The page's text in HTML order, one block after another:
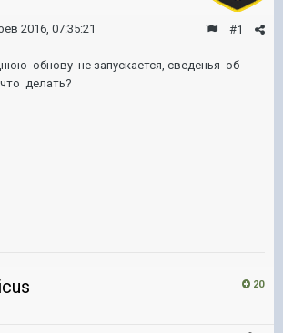
#1
2016, 07:35:21
обнову не запускается, сведенья об
делать?
20